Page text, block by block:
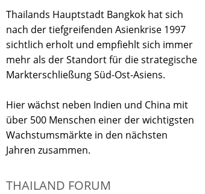
Thailands Hauptstadt Bangkok hat sich
nach der tiefgreifenden Asienkrise 1997
sichtlich erholt und empfiehlt sich immer
mehr als der Standort für die strategische
Markterschließung Süd-Ost-Asiens.
Hier wächst neben Indien und China mit
über 500 Menschen einer der wichtigsten
Wachstumsmärkte in den nächsten
Jahren zusammen.
THAILAND FORUM